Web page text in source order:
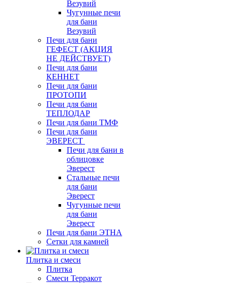
Везувий
Чугунные печи
для бани
Везувий
Печи для бани
ГЕФЕСТ (АКЦИЯ
НЕ ДЕЙСТВУЕТ)
Печи для бани
КЕННЕТ
Печи для бани
ПРОТОПИ
Печи для бани
ТЕПЛОДАР
Печи для бани ТМФ
Печи для бани
ЭВЕРЕСТ
Печи для бани в
облицовке
Эверест
Стальные печи
для бани
Эверест
Чугунные печи
для бани
Эверест
Печи для бани ЭТНА
Сетки для камней
Плитка и смеси
Плитка
Смеси Терракот